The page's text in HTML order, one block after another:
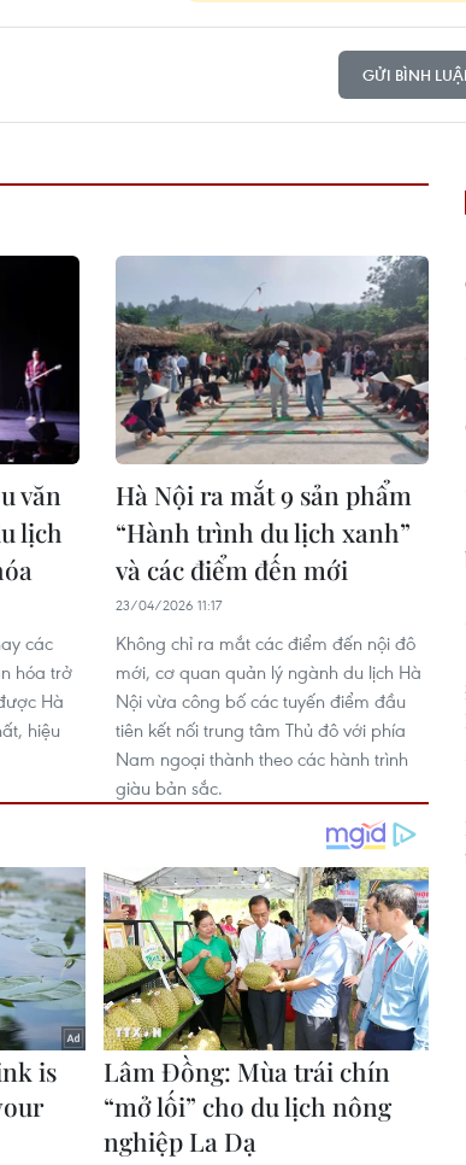
GỬI BÌNH
văn
lịch
các
hóa trở
Hà
hiệu
Hà Nội ra mắt 9 sản phẩm
“Hành trình du lịch xanh”
và các điểm đến mới
23/04/2026 11:17
Không chỉ ra mắt các điểm đến nội đô
mới, cơ quan quản lý ngành du lịch Hà
Nội vừa công bố các tuyến điểm đầu
tiên kết nối trung tâm Thủ đô với phía
Nam ngoại thành theo các hành trình
giàu bản sắc.